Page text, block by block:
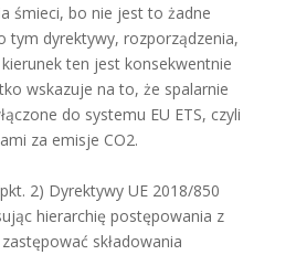
śmieci, bo nie jest to żadne
tym dyrektywy, rozporządzenia,
ten jest konsekwentnie
wskazuje na to, że spalarnie
do systemu EU ETS, czyli
za emisje CO2.
2) Dyrektywy UE 2018/850
hierarchię postępowania z
składowania